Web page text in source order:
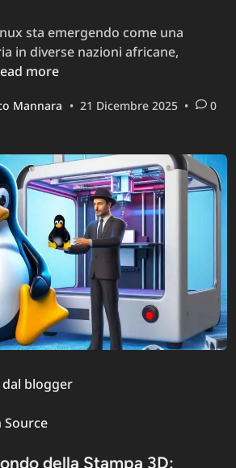
sta emergendo come una
in diverse nazioni africane,
software
more
Mannara • 21 Dicembre 2025 • 0
blogger
Source
della Stampa 3D: